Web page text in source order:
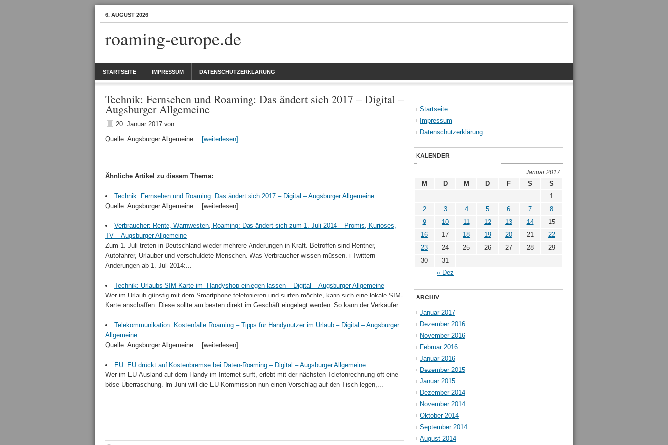
6. AUGUST 2026
roaming-europe.de
STARTSEITE IMPRESSUM DATENSCHUTZERKLÄRUNG
Technik: Fernsehen und Roaming: Das ändert sich 2017 – Digital –
Augsburger Allgemeine
20. Januar 2017 von
Quelle: Augsburger Allgemeine… [weiterlesen]
Ähnliche Artikel zu diesem Thema:
Technik: Fernsehen und Roaming: Das ändert sich 2017 – Digital – Augsburger Allgemeine
Quelle: Augsburger Allgemeine… [weiterlesen]...
Verbraucher: Rente, Warnwesten, Roaming: Das ändert sich zum 1. Juli 2014 – Promis, Kurioses,
TV – Augsburger Allgemeine
Zum 1. Juli treten in Deutschland wieder mehrere Änderungen in Kraft. Betroffen sind Rentner,
Autofahrer, Urlauber und verschuldete Menschen. Was Verbraucher wissen müssen. i Twittern
Änderungen ab 1. Juli 2014:...
Technik: Urlaubs-SIM-Karte im Handyshop einlegen lassen – Digital – Augsburger Allgemeine
Wer im Urlaub günstig mit dem Smartphone telefonieren und surfen möchte, kann sich eine lokale SIM-
Karte anschaffen. Diese sollte am besten direkt im Geschäft eingelegt werden. So kann der Verkäufer...
Telekommunikation: Kostenfalle Roaming – Tipps für Handynutzer im Urlaub – Digital – Augsburger
Allgemeine
Quelle: Augsburger Allgemeine… [weiterlesen]...
EU: EU drückt auf Kostenbremse bei Daten-Roaming – Digital – Augsburger Allgemeine
Wer im EU-Ausland auf dem Handy im Internet surft, erlebt mit der nächsten Telefonrechnung oft eine
böse Überraschung. Im Juni will die EU-Kommission nun einen Vorschlag auf den Tisch legen,...
Startseite
Impressum
Datenschutzerklärung
KALENDER
Januar 2017
M D M D F S S
« Dez
1
2
3 4 5 6 7
8
9
10 11 12 13 14
15
16
17 18 19 20 21
22
23
24 25 26 27 28
29
30
31
ARCHIV
Januar 2017
Dezember 2016
November 2016
Februar 2016
Januar 2016
Dezember 2015
Januar 2015
Dezember 2014
November 2014
Oktober 2014
September 2014
August 2014